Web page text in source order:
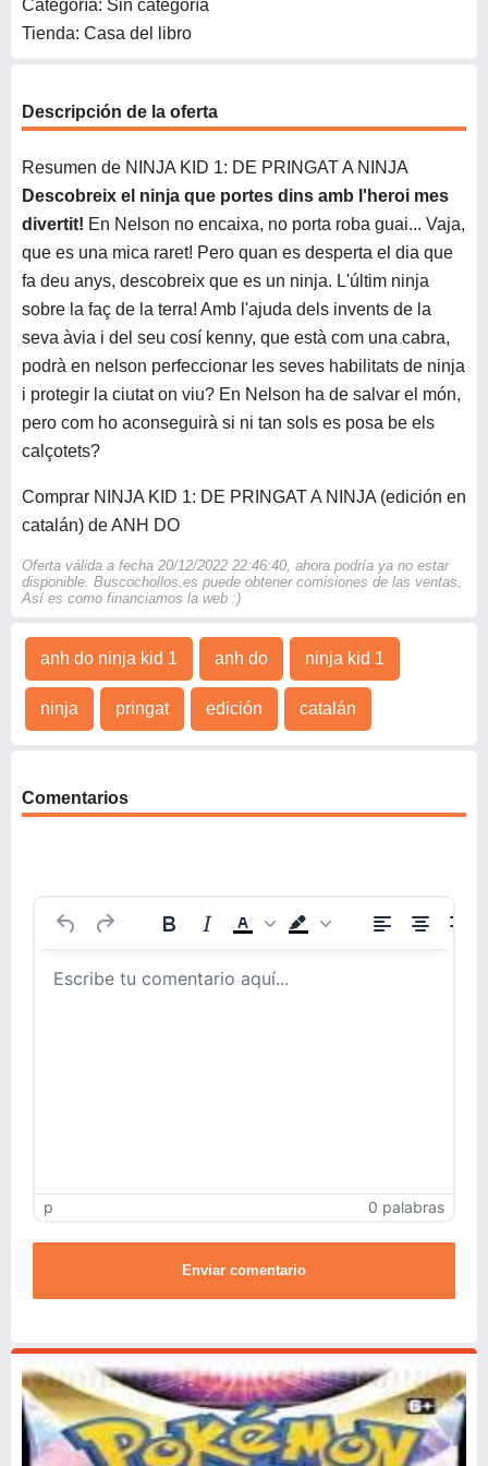
Categoría: Sin categoría
Tienda: Casa del libro
Descripción de la oferta
Resumen de NINJA KID 1: DE PRINGAT A NINJA
Descobreix el ninja que portes dins amb l'heroi mes
divertit! En Nelson no encaixa, no porta roba guai... Vaja,
que es una mica raret! Pero quan es desperta el dia que
fa deu anys, descobreix que es un ninja. L'últim ninja
sobre la faç de la terra! Amb l'ajuda dels invents de la
seva àvia i del seu cosí kenny, que està com una cabra,
podrà en nelson perfeccionar les seves habilitats de ninja
i protegir la ciutat on viu? En Nelson ha de salvar el món,
pero com ho aconseguirà si ni tan sols es posa be els
calçotets?
Comprar NINJA KID 1: DE PRINGAT A NINJA (edición en
catalán) de ANH DO
Oferta válida a fecha 20/12/2022 22:46:40, ahora podría ya no estar
disponible. Buscochollos.es puede obtener comisiones de las ventas.
Así es como financiamos la web :)
anh do ninja kid 1 anh do ninja kid 1
ninja pringat edición catalán
Comentarios
p 0 palabras
Enviar comentario